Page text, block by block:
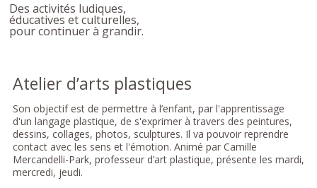
Des activités ludiques,
éducatives et culturelles,
pour continuer à grandir.
Atelier d’arts plastiques
Son objectif est de permettre à l’enfant, par l'apprentissage
d'un langage plastique, de s'exprimer à travers des peintures,
dessins, collages, photos, sculptures. Il va pouvoir reprendre
contact avec les sens et l'émotion. Animé par Camille
Mercandelli-Park, professeur d’art plastique, présente les mardi,
mercredi, jeudi.